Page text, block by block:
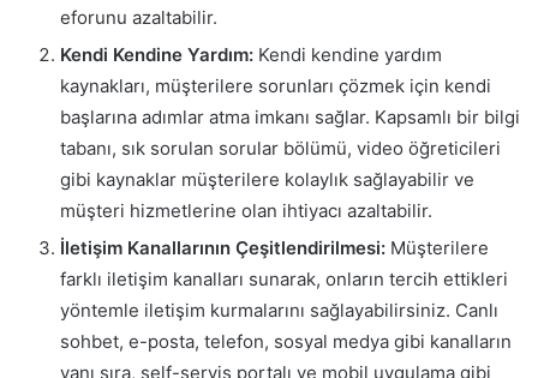
eforunu azaltabilir.
Kendi Kendine Yardım: Kendi kendine yardım
kaynakları, müşterilere sorunları çözmek için kendi
başlarına adımlar atma imkanı sağlar. Kapsamlı bir bilgi
tabanı, sık sorulan sorular bölümü, video öğreticileri
gibi kaynaklar müşterilere kolaylık sağlayabilir ve
müşteri hizmetlerine olan ihtiyacı azaltabilir.
İletişim Kanallarının Çeşitlendirilmesi: Müşterilere
farklı iletişim kanalları sunarak, onların tercih ettikleri
yöntemle iletişim kurmalarını sağlayabilirsiniz. Canlı
sohbet, e-posta, telefon, sosyal medya gibi kanalların
yanı sıra, self-servis portalı ve mobil uygulama gibi